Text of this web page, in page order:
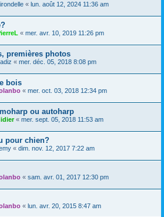
« lun. août 12, 2024 11:36 am
« mer. avr. 10, 2019 11:26 pm
premières photos
« mer. déc. 05, 2018 8:08 pm
bois
« mer. oct. 03, 2018 12:34 pm
ou autoharp
« mer. sept. 05, 2018 11:53 am
pour chien?
« dim. nov. 12, 2017 7:22 am
« sam. avr. 01, 2017 12:30 pm
« lun. avr. 20, 2015 8:47 am